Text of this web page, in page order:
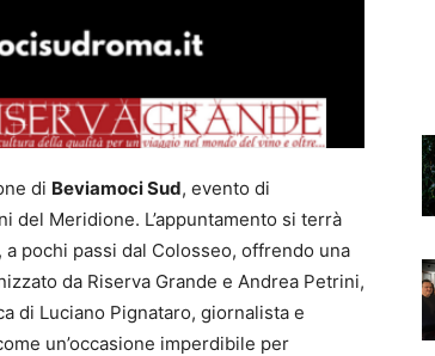
di Beviamoci Sud, evento di
del Meridione. L’appuntamento si terrà
pochi passi dal Colosseo, offrendo una
da Riserva Grande e Andrea Petrini,
di Luciano Pignataro, giornalista e
un’occasione imperdibile per